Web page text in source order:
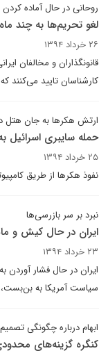
روحانی در حال آماده
لغو تحریم‌ها به چند
۲۶ خرداد ۱۳۹۴
قانونگذاران و مخالفان
کارشناسان تایید می‌کنند
ارتش هکرها به جان هتل
حمله سایبری اسرائیل
۲۵ خرداد ۱۳۹۴
نفوذ هکرها از طریق
نبرد بر سر بازرسی‌ها
ایران در حال کیش و
۲۳ خرداد ۱۳۹۴
ایران در حال فشار آوردن
سیاست آمریکا به
ابهام درباره چگونگی
کنگره گزینه‌های